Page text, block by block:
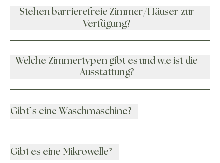
Stehen barrierefreie Zimmer/Häuser zur
Verfügung?
Welche Zimmertypen gibt es und wie ist die
Ausstattung?
Gibt´s eine Waschmaschine?
Gibt es eine Mikrowelle?